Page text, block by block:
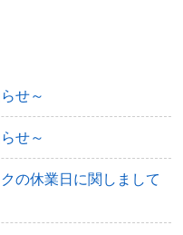
せ～
せ～
の休業日に関しまして